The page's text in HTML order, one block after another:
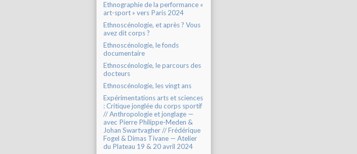
Ethnographie de la performance «
art-sport » vers Paris 2024
Ethnoscénologie, et après ? Vous
avez dit corps ?
Ethnoscénologie, le fonds
documentaire
Ethnoscénologie, le parcours des
docteurs
Ethnoscénologie, les vingt ans
Expérimentations arts et sciences
: Critique jonglée du corps sportif
// Anthropologie et jonglage —
avec Pierre Philippe-Meden &
Johan Swartvagher // Frédérique
Fogel & Dimas Tivane — Atelier
du Plateau 19 & 20 avril 2024